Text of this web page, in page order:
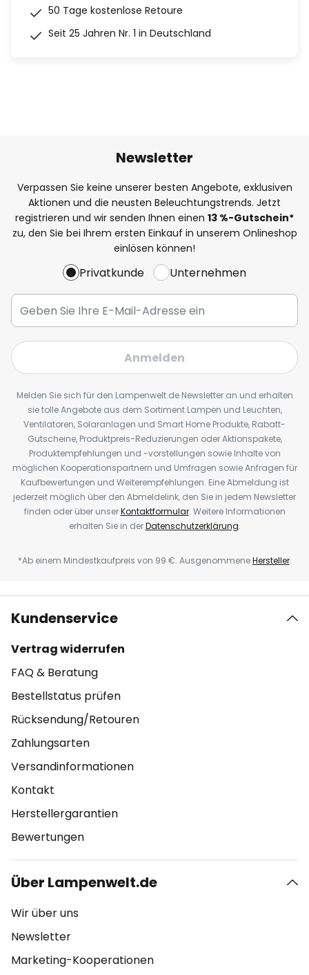
50 Tage kostenlose Retoure
Seit 25 Jahren Nr. 1 in Deutschland
Newsletter
Verpassen Sie keine unserer besten Angebote, exklusiven
Aktionen und die neusten Beleuchtungstrends. Jetzt
registrieren und wir senden Ihnen einen 13 %-Gutschein*
zu, den Sie bei Ihrem ersten Einkauf in unserem Onlineshop
einlösen können!
Privatkunde Unternehmen
Anmelden
Melden Sie sich für den Lampenwelt.de Newsletter an und erhalten
sie tolle Angebote aus dem Sortiment Lampen und Leuchten,
Ventilatoren, Solaranlagen und Smart Home Produkte, Rabatt-
Gutscheine, Produktpreis-Reduzierungen oder Aktionspakete,
Produktempfehlungen und -vorstellungen sowie Inhalte von
möglichen Kooperationspartnern und Umfragen sowie Anfragen für
Kaufbewertungen und Weiterempfehlungen. Eine Abmeldung ist
jederzeit möglich über den Abmeldelink, den Sie in jedem Newsletter
finden oder über unserKontaktformular. Weitere Informationen
erhalten Sie in derDatenschutzerklärung.
*Ab einem Mindestkaufpreis von 99 €. AusgenommeneHersteller.
Kundenservice
Vertrag widerrufen
FAQ & Beratung
Bestellstatus prüfen
Rücksendung/Retouren
Zahlungsarten
Versandinformationen
Kontakt
Herstellergarantien
Bewertungen
Über Lampenwelt.de
Wir über uns
Newsletter
Marketing-Kooperationen